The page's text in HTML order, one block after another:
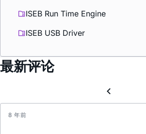
ISEB Run Time Engine
ISEB USB Driver
最新评论
8 年前